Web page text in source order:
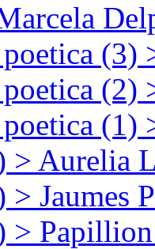
(3)
(2)
(1)
> Aurelia
> Jaumes
>